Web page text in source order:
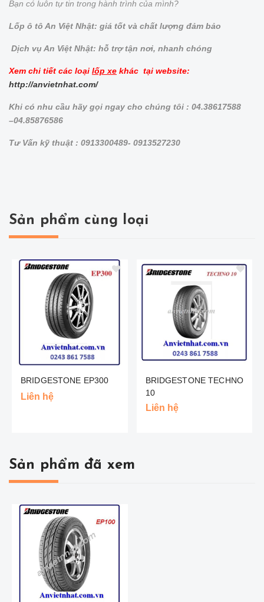
Bạn có luôn tự tin trong hành trình của mình?
Lốp ô tô An Việt Nhật: giá tốt và chất lượng đảm bảo
Dịch vụ An Việt Nhật: hỗ trợ tận nơi, nhanh chóng
Xem chi tiết các loại lốp xe khác tại website:
http://anvietnhat.com/
Khi có nhu cầu hãy gọi ngay cho chúng tôi : 04.38617588
–04.85876586
Tư Vấn kỹ thuật : 0913300489- 0913527230
Sản phẩm cùng loại
BRIDGESTONE EP300
Liên hệ
BRIDGESTONE TECHNO
10
Liên hệ
Sản phẩm đã xem